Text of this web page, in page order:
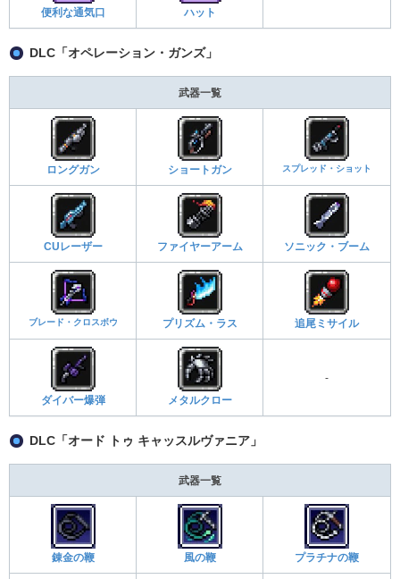
便利な通気口 ハット
DLC「オペレーション・ガンズ」
武器一覧
ロングガン ショートガン スプレッド・ショット
CUレーザー ファイヤーアーム ソニック・ブーム
ブレード・クロスボウ プリズム・ラス 追尾ミサイル
ダイバー爆弾 メタルクロー
-
DLC「オード トゥ キャッスルヴァニア」
武器一覧
錬金の鞭 風の鞭 プラチナの鞭